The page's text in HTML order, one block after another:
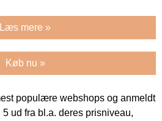
Læs mere »
Køb nu »
populære webshops og anmeldt
ud fra bl.a. deres prisniveau,